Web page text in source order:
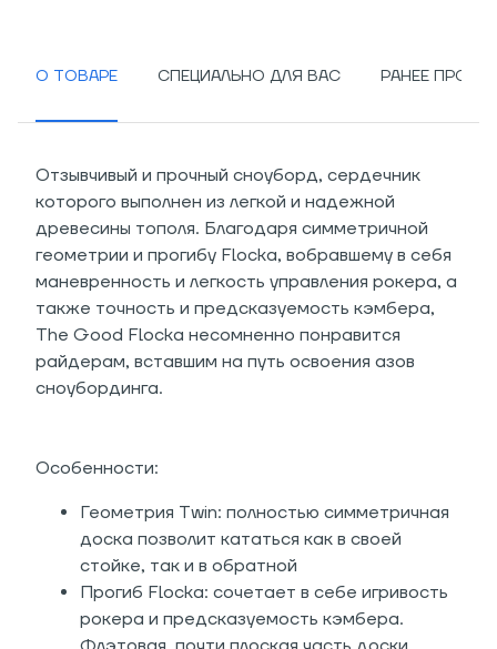
О ТОВАРЕ СПЕЦИАЛЬНО ДЛЯ ВАС РАНЕЕ
Отзывчивый и прочный сноуборд, сердечник
которого выполнен из легкой и надежной
древесины тополя. Благодаря симметричной
геометрии и прогибу Flocka, вобравшему в себя
маневренность и легкость управления рокера, а
также точность и предсказуемость кэмбера,
The Good Flocka несомненно понравится
райдерам, вставшим на путь освоения азов
сноубординга.
Особенности:
Геометрия Twin: полностью симметричная
доска позволит кататься как в своей
стойке, так и в обратной
Прогиб Flocka: сочетает в себе игривость
рокера и предсказуемость кэмбера.